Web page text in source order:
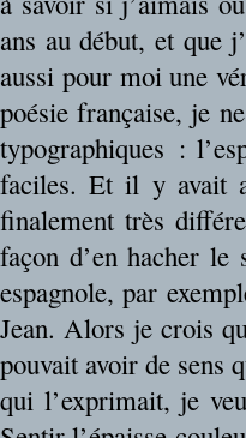
ans au début, et que
aussi pour moi une
poésie française, je
typographiques :
faciles. Et il y avait
finalement très
façon d’en hacher le
espagnole, par
Jean. Alors je crois
pouvait avoir de sens
qui l’exprimait, je